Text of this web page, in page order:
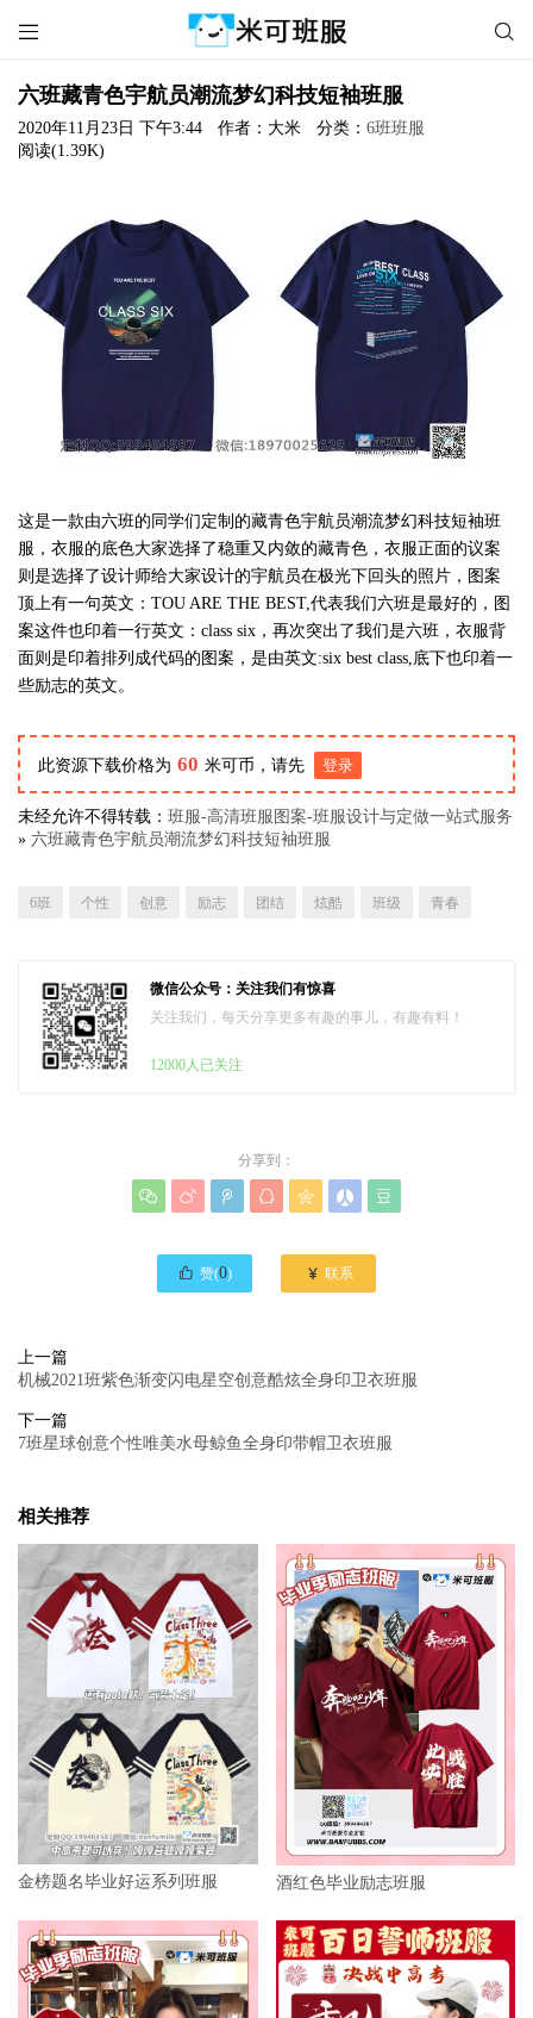
 
六班藏青色宇航员潮流梦幻科技短袖班服
2020年11月23日 下午3:44 作者：大米 分类： 6班班服
阅读(1.39K)
这是一款由六班的同学们定制的藏青色宇航员潮流梦幻科技短袖班
服，衣服的底色大家选择了稳重又内敛的藏青色，衣服正面的议案
则是选择了设计师给大家设计的宇航员在极光下回头的照片，图案
顶上有一句英文：TOU ARE THE BEST,代表我们六班是最好的，图
案这件也印着一行英文：class six，再次突出了我们是六班，衣服背
面则是印着排列成代码的图案，是由英文:six best class,底下也印着一
些励志的英文。
此资源下载价格为 60 米可币，请先 登录
未经允许不得转载： 班服-高清班服图案-班服设计与定做一站式服务
» 六班藏青色宇航员潮流梦幻科技短袖班服
6班 个性 创意 励志 团结 炫酷 班级 青春
微信公众号：关注我们有惊喜
关注我们，每天分享更多有趣的事儿，有趣有料！
12000人已关注
分享到：
      
 赞(0)  联系
上一篇
机械2021班紫色渐变闪电星空创意酷炫全身印卫衣班服
下一篇
7班星球创意个性唯美水母鲸鱼全身印带帽卫衣班服
相关推荐
金榜题名毕业好运系列班服 酒红色毕业励志班服